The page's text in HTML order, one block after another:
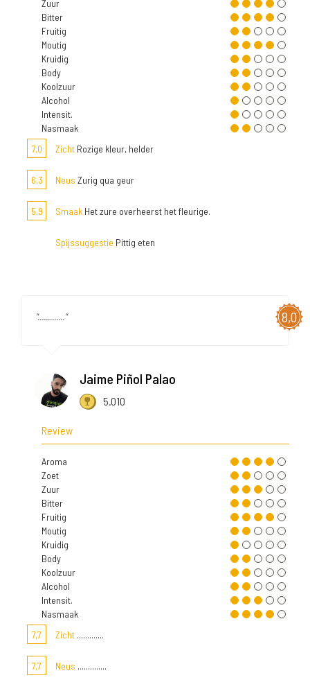
Zuur
Bitter
Fruitig
Moutig
Kruidig
Body
Koolzuur
Alcohol
Intensit.
Nasmaak
7,0
Zicht Rozige kleur, helder
6,3 Neus Zurig qua geur
5,9 Smaak Het zure overheerst het fleurige.
Spijssuggestie Pittig eten
8,0
"............."
Jaime Piñol Palao
5.010
Review
Aroma
Zoet
Zuur
Bitter
Fruitig
Moutig
Kruidig
Body
Koolzuur
Alcohol
Intensit.
Nasmaak
7,7
Zicht .............
7,7 Neus ..............